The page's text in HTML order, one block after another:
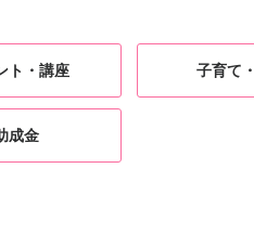
ト・講座 子育て
成金